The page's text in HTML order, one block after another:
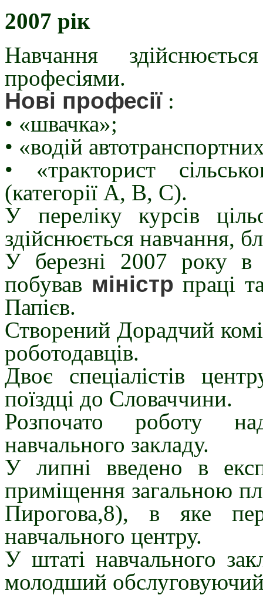
2007 рік
Навчання
професіями.
Нові професії:
• «швачка»;
• «водій
• «тракторист
(категорії А, В, С).
У переліку курсів
здійснюється навчання,
У березні 2007 року в
побував міністр праці
Папієв.
Створений Дорадчий
роботодавців.
Двоє спеціалістів
поїздці до Словаччини.
Розпочато роботу
навчального закладу.
У липні введено в
приміщення загальною
Пирогова,8), в яке
навчального центру.
У штаті навчального
молодший